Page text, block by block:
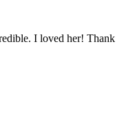
I loved her! Thank